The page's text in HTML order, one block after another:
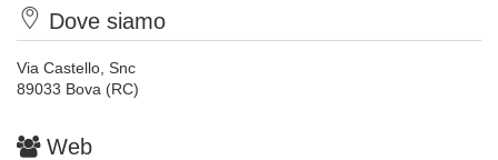
Dove siamo
Via Castello, Snc
89033 Bova (RC)
Web